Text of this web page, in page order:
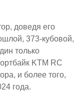
доведя его
373-кубовой,
только
KTM RC
и более того,
года.